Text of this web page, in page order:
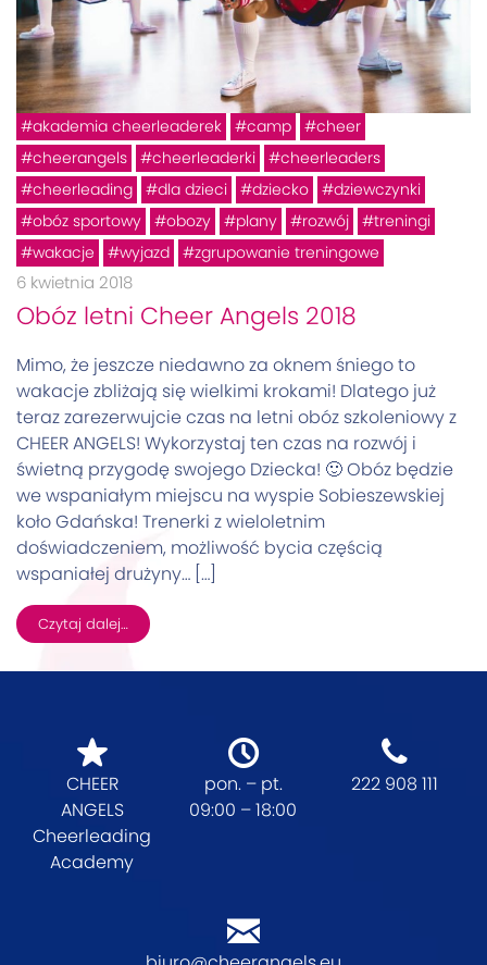
akademia cheerleaderek camp
cheer
cheerangels
cheerleaderki
cheerleaders
cheerleading
dla dzieci dziecko
dziewczynki
obóz sportowy
obozy plany rozwój
treningi
wakacje
wyjazd zgrupowanie treningowe
6 kwietnia 2018
Obóz letni Cheer Angels 2018
Mimo, że jeszcze niedawno za oknem śniego to
wakacje zbliżają się wielkimi krokami! Dlatego już
teraz zarezerwujcie czas na letni obóz szkoleniowy z
CHEER ANGELS! Wykorzystaj ten czas na rozwój i
świetną przygodę swojego Dziecka! 🙂 Obóz będzie
we wspaniałym miejscu na wyspie Sobieszewskiej
koło Gdańska! Trenerki z wieloletnim
doświadczeniem, możliwość bycia częścią
wspaniałej drużyny… […]
Czytaj dalej…
CHEER
ANGELS
Cheerleading
Academy
pon. – pt.
09:00 – 18:00
222 908 111